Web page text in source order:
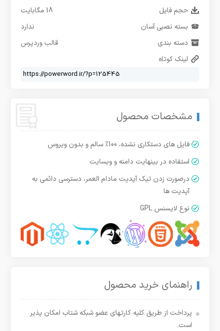
حجم فایل
18 مگابایت
بسته نصبی آسان
ندارد
دسته بندی
قالب وردپرس
لینک کوتاه
مشخصات محصول
فایل های دستکاری نشده، 100% سالم و بدون ویروس
استفاده در بینهایت دامنه و وبسایت
درصورت زدن تیک آپدیت مادام العمر، دسترسی دائمی به
آپدیت ها
نوع لایسنس GPL
راهنمای خرید محصول
پرداخت از طریق کلیه کارتهای عضو شبکه شتاب امکان پذیر
است.